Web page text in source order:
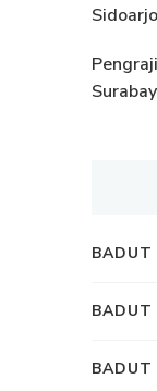
Sidoarjo
BADUT
BADUT
BADUT